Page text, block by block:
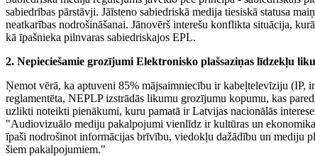
sabiedrības pārstāvji. Jāīsteno sabiedriskā medija tiesiskā statusa
neatkarības nodrošināšanai. Jānovērš interešu konflikta situācija,
kā īpašnieka pilnvaras sabiedriskajos EPL.
2. Nepieciešamie grozījumi Elektronisko plašsaziņas līdzekļu
Ņemot vērā, ka aptuveni 85% mājsaimniecību ir kabeļtelevīziju (IP,
reglamentēta, NEPLP izstrādās likumu grozījumu kopumu, kas
uzlikti noteikti pienākumi, kuru pamatā ir Latvijas nacionālās
"Audiovizuālo mediju pakalpojumi vienlīdz ir kultūras un
īpaši nodrošinot informācijas brīvību, viedokļu dažādību un mediju
šiem pakalpojumiem."